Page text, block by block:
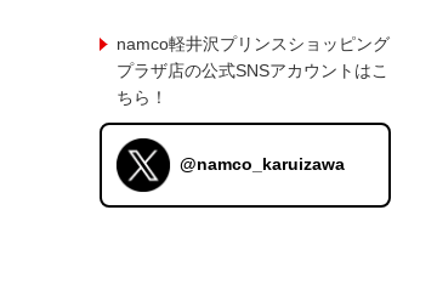
namco軽井沢プリンスショッピング
プラザ店の公式SNSアカウントはこ
ちら！
@namco_karuizawa